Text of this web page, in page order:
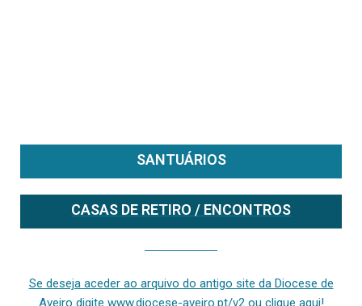
SANTUÁRIOS
CASAS DE RETIRO / ENCONTROS
Se deseja aceder ao arquivo do antigo site da Diocese de
Aveiro digite www.diocese-aveiro.pt/v2 ou clique aqui!